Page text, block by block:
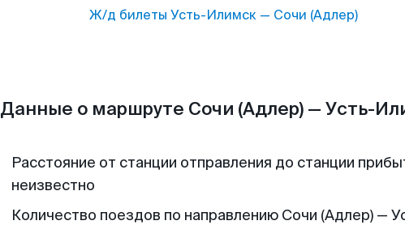
Ж/д билеты Усть-Илимск— Сочи (Адлер)
Данные о маршруте Сочи (Адлер) — Усть-
Расстояние от станции отправления до станции
неизвестно
Количество поездов по направлению Сочи (Адлер) —